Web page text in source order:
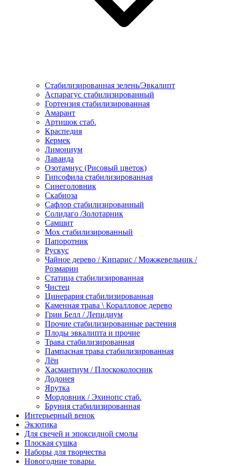
Стабилизированная зелень/Эвкалипт
Аспарагус стабилизированный
Гортензия стабилизированная
Амарант
Артишок стаб.
Краспедия
Кермек
Лимониум
Лаванда
Озотамнус (Рисовый цветок)
Гипсофила стабилизированная
Синеголовник
Скабиоза
Сафлор стабилизированный
Солидаго /Золотарник
Самшит
Мох стабилизированный
Папоротник
Рускус
Чайное дерево / Кипарис / Можжевельник /
Розмарин
Статица стабилизированная
Чистец
Цинерария стабилизированная
Каменная трава \ Коралловое дерево
Грин Белл / Лепидиум
Прочие стабилизированные растения
Плоды эвкалипта и прочие
Трава стабилизированная
Пампасная трава стабилизированная
Лён
Хасмантиум / Плоскоколосник
Додонея
Ярутка
Мордовник / Эхинопс стаб.
Бруния стабилизированная
Интерьерный венок
Экзотика
Для свечей и эпоксидной смолы
Плоская сушка
Наборы для творчества
Новогодние товары